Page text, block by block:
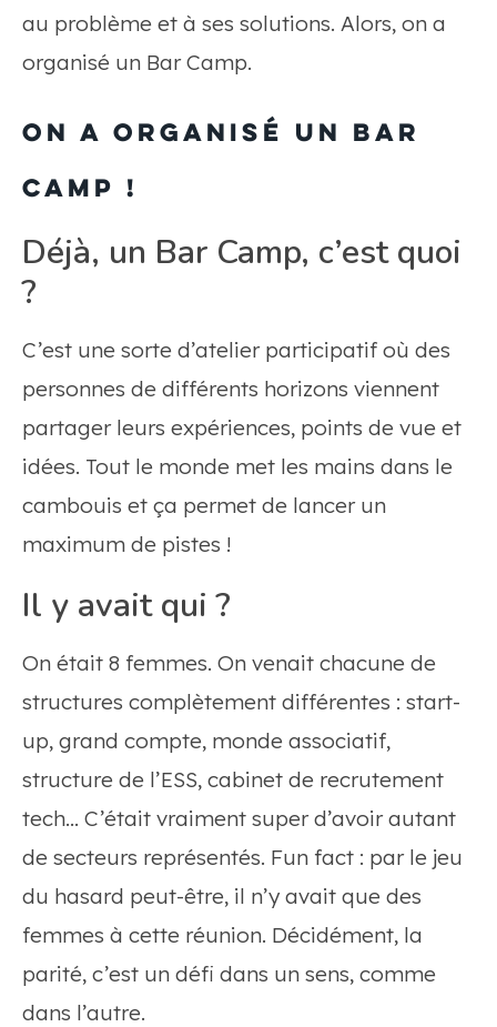
au problème et à ses solutions. Alors, on a
organisé un Bar Camp.
On a organisé un Bar
Camp !
Déjà, un Bar Camp, c’est quoi
?
C’est une sorte d’atelier participatif où des
personnes de différents horizons viennent
partager leurs expériences, points de vue et
idées. Tout le monde met les mains dans le
cambouis et ça permet de lancer un
maximum de pistes !
Il y avait qui ?
On était 8 femmes. On venait chacune de
structures complètement différentes : start-
up, grand compte, monde associatif,
structure de l’ESS, cabinet de recrutement
tech… C’était vraiment super d’avoir autant
de secteurs représentés. Fun fact : par le jeu
du hasard peut-être, il n’y avait que des
femmes à cette réunion. Décidément, la
parité, c’est un défi dans un sens, comme
dans l’autre.